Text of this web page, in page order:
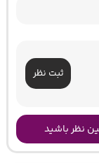
ثبت نظر
نظر باشید